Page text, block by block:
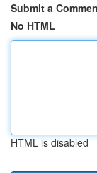
Submit a
No HTML
HTML is disabled